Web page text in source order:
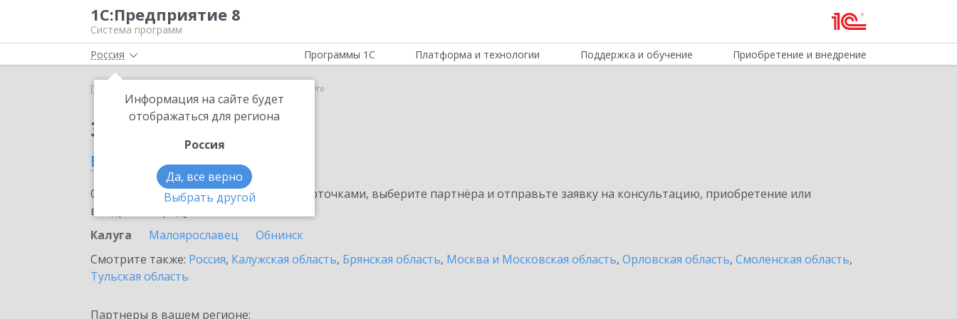
1С:Предприятие 8
Система программ
Россия
Информация на сайте будет
отображаться для региона
Россия
Да, все верно
Выбрать другой
Программы 1С Платформа и технологии Поддержка и обучение Приобретение и внедрение
Главная Bidzaar в Калуге
Заказать Bidzaar
в Калуге
Ознакомьтесь с информационными карточками, выберите партнёра и отправьте заявку на консультацию, приобретение или
внедрение продукта.
Калуга
Малоярославец
Обнинск
Смотрите также: Россия, Калужская область, Брянская область, Москва и Московская область, Орловская область, Смоленская область,
Тульская область
Партнеры в вашем регионе: